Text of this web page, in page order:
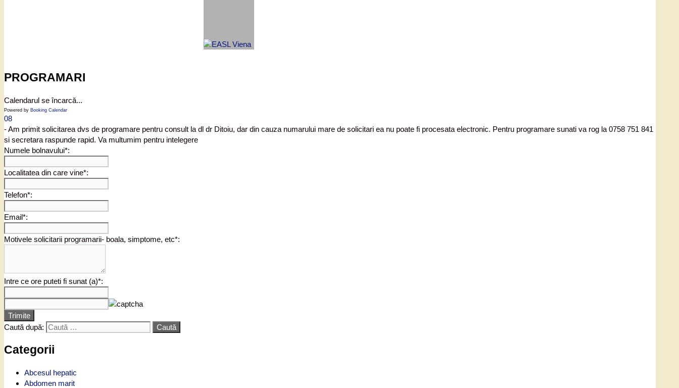
PROGRAMARI
Calendarul se încarcă...
Powered by Booking Calendar
08
- Am primit solicitarea dvs de programare pentru consult la dl dr Ditoiu, dar din cauza numarului mare de solicitari ea nu poate fi procesata electronic. Pentru programare sunati va rog la 0758 751 841
si secretara raspunde rapid. Va multumim pentru intelegere
Numele bolnavului*:
Localitatea din care vine*:
Telefon*:
Email*:
Motivele solicitarii programarii- boala, simptome, etc*:
Intre ce ore puteti fi sunat (a)*:
Trimite
Caută după:
Categorii
Abcesul hepatic
Abdomen marit